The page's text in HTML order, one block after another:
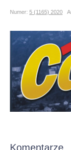
Numer: 5 (1165) 2020
Komentarze